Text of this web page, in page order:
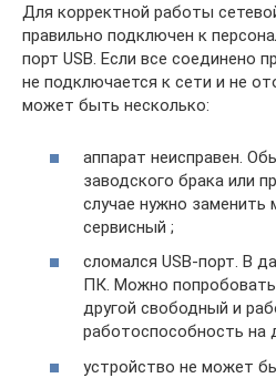
Для корректной работы
правильно подключен к
порт USB. Если все соединено
не подключается к сети и не
может быть несколько:
аппарат неисправен.
заводского брака или
случае нужно заменить
сервисный ;
сломался USB-порт. В
ПК. Можно попробовать
другой свободный и
работоспособность на
устройство не может